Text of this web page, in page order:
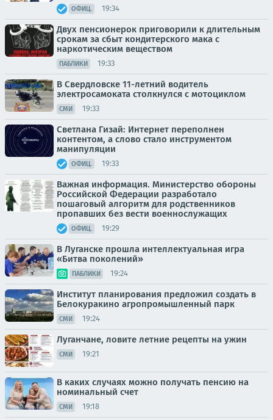
ОФИЦ. 19:34
Двух пенсионерок приговорили к длительным
срокам за сбыт кондитерского мака с
наркотическим веществом
ПАБЛИКИ 19:33
В Свердловске 11-летний водитель
электросамоката столкнулся с мотоциклом
СМИ 19:33
Светлана Гизай: Интернет переполнен
контентом, а слово стало инструментом
манипуляции
ОФИЦ. 19:33
Важная информация. Министерство обороны
Российской Федерации разработало
пошаговый алгоритм для родственников
пропавших без вести военнослужащих
ОФИЦ. 19:29
В Луганске прошла интеллектуальная игра
«Битва поколений»
ПАБЛИКИ 19:24
Институт планирования предложил создать в
Белокуракино агропромышленный парк
СМИ 19:24
Луганчане, ловите летние рецепты на ужин
СМИ 19:21
В каких случаях можно получать пенсию на
номинальный счет
СМИ 19:18